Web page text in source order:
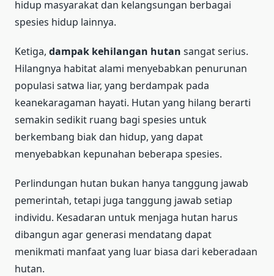
hidup masyarakat dan kelangsungan berbagai
spesies hidup lainnya.
Ketiga, dampak kehilangan hutan sangat serius.
Hilangnya habitat alami menyebabkan penurunan
populasi satwa liar, yang berdampak pada
keanekaragaman hayati. Hutan yang hilang berarti
semakin sedikit ruang bagi spesies untuk
berkembang biak dan hidup, yang dapat
menyebabkan kepunahan beberapa spesies.
Perlindungan hutan bukan hanya tanggung jawab
pemerintah, tetapi juga tanggung jawab setiap
individu. Kesadaran untuk menjaga hutan harus
dibangun agar generasi mendatang dapat
menikmati manfaat yang luar biasa dari keberadaan
hutan.